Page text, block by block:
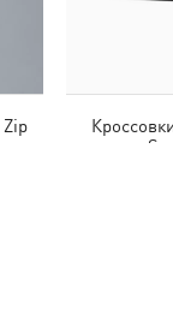
Zip